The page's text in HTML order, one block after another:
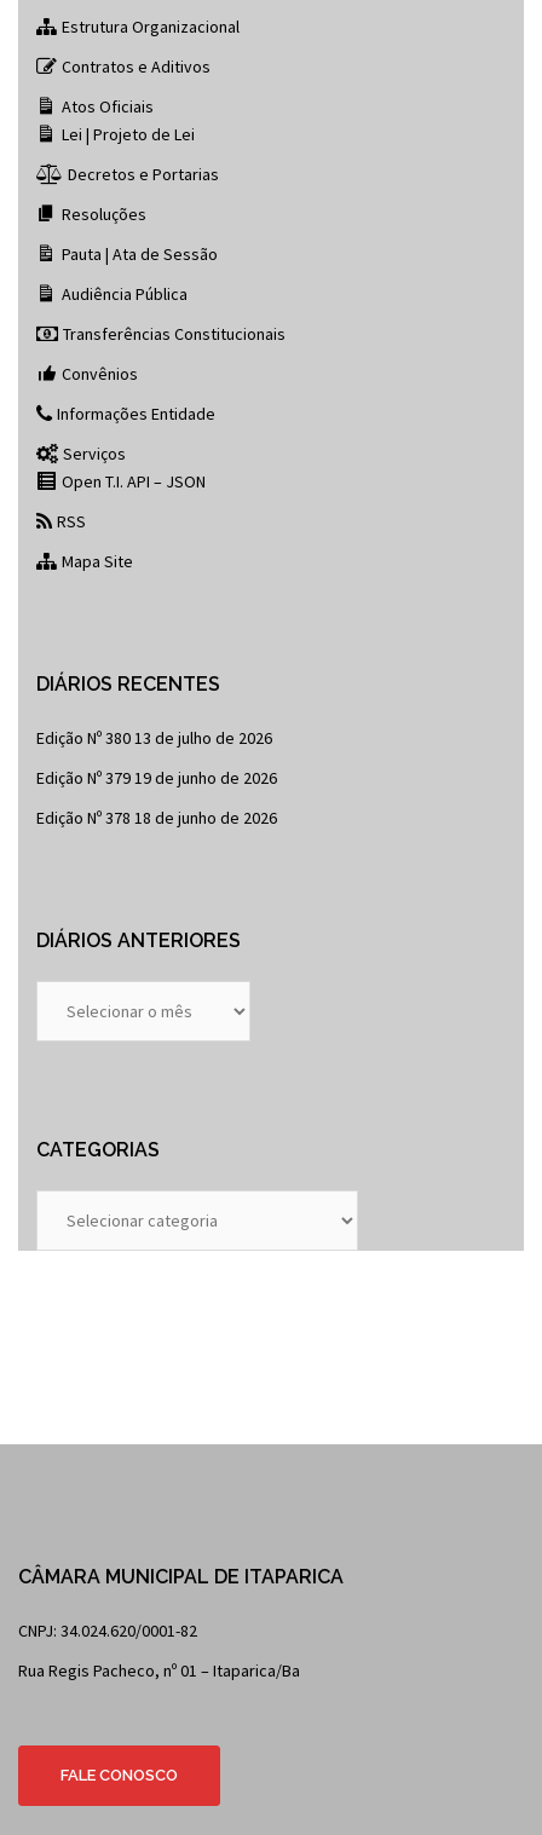
Estrutura Organizacional
Contratos e Aditivos
Atos Oficiais
Lei | Projeto de Lei
Decretos e Portarias
Resoluções
Pauta | Ata de Sessão
Audiência Pública
Transferências Constitucionais
Convênios
Informações Entidade
Serviços
Open T.I. API – JSON
RSS
Mapa Site
DIÁRIOS RECENTES
Edição Nº 38013 de julho de 2026
Edição Nº 37919 de junho de 2026
Edição Nº 378 18 de junho de 2026
DIÁRIOS ANTERIORES
Anteriores
CATEGORIAS
CÂMARA MUNICIPAL DE ITAPARICA
CNPJ: 34.024.620/0001-82
Rua Regis Pacheco, nº 01 – Itaparica/Ba
FALE CONOSCO